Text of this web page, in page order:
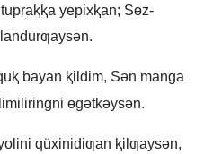
bayan ⱪildim, Sǝn manga
ɵgǝtkǝysǝn.
qüxinidiƣan ⱪilƣaysǝn,